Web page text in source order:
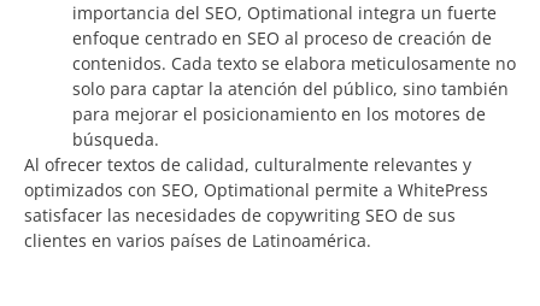
importancia del SEO, Optimational integra un fuerte
enfoque centrado en SEO al proceso de creación de
contenidos. Cada texto se elabora meticulosamente no
solo para captar la atención del público, sino también
para mejorar el posicionamiento en los motores de
búsqueda.
Al ofrecer textos de calidad, culturalmente relevantes y
optimizados con SEO, Optimational permite a WhitePress
satisfacer las necesidades de copywriting SEO de sus
clientes en varios países de Latinoamérica.